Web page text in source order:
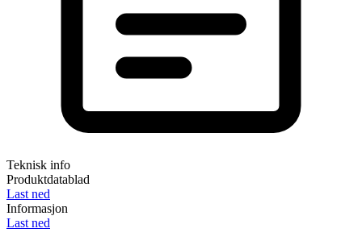
Teknisk info
Produktdatablad
Last ned
Informasjon
Last ned